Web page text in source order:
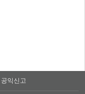
공익신고